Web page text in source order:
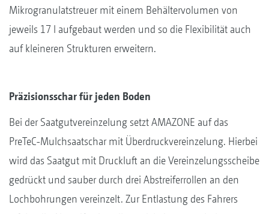
Mikrogranulatstreuer mit einem Behältervolumen von
jeweils 17 l aufgebaut werden und so die Flexibilität auch
auf kleineren Strukturen erweitern.
Präzisionsschar für jeden Boden
Bei der Saatgutvereinzelung setzt AMAZONE auf das
PreTeC-Mulchsaatschar mit Überdruckvereinzelung. Hierbei
wird das Saatgut mit Druckluft an die Vereinzelungsscheibe
gedrückt und sauber durch drei Abstreiferrollen an den
Lochbohrungen vereinzelt. Zur Entlastung des Fahrers